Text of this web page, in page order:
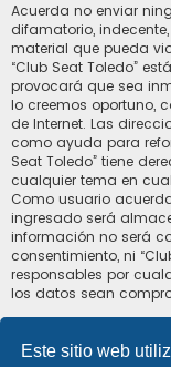
Este sitio web
Acuerda no enviar
difamatorio,
material que pueda
“Club Seat Toledo”
provocará que sea
lo creemos oportuno,
de Internet. Las
como ayuda para
Seat Toledo” tiene
cualquier tema en
Como usuario
ingresado será
información no será
consentimiento, ni
responsables por
los datos sean